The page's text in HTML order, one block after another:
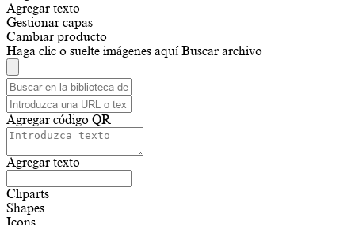
Agregar texto
Gestionar capas
Cambiar producto
Haga clic o suelte imágenes aquí Buscar archivo
Agregar código QR
Agregar texto
Cliparts
Shapes